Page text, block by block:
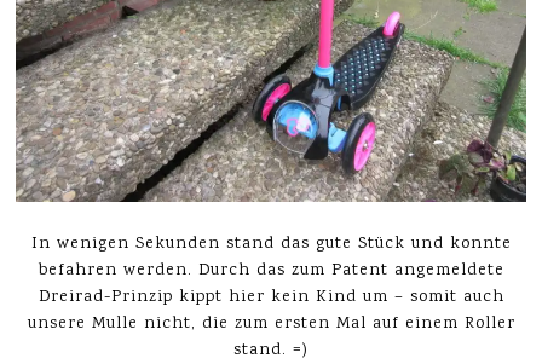
In wenigen Sekunden stand das gute Stück und konnte
befahren werden. Durch das zum Patent angemeldete
Dreirad-Prinzip kippt hier kein Kind um – somit auch
unsere Mulle nicht, die zum ersten Mal auf einem Roller
stand. =)